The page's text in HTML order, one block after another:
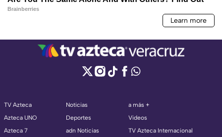
TV Azteca
Azteca UNO
Azteca 7
Noticias
Deportes
adn Noticias
a más +
Videos
TV Azteca Internacional